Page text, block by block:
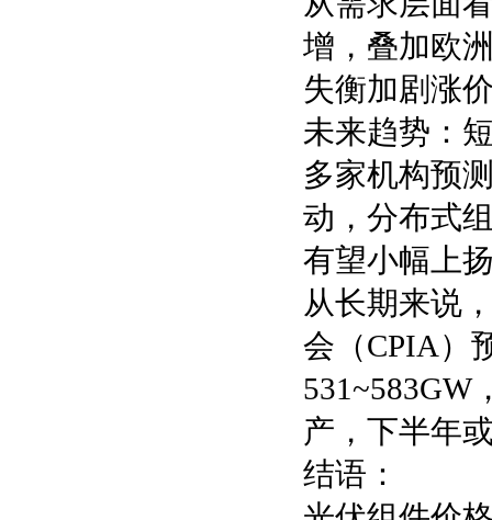
增，叠加欧
失衡加剧涨
未来趋势：
多家机构预
动，分布式
有望小幅上
从长期来说
会（CPIA）
531~583GW
产，下半年
结语：